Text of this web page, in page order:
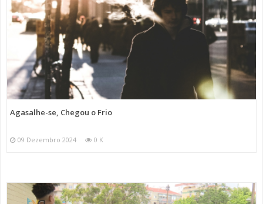
Agasalhe-se, Chegou o Frio
09 Dezembro 2024 0 K